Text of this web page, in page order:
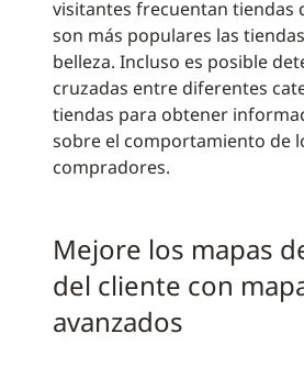
visitantes frecuentan tiendas
son más populares las
belleza. Incluso es posible
cruzadas entre diferentes
tiendas para obtener
sobre el comportamiento de
compradores.
Mejore los mapas
del cliente con
avanzados